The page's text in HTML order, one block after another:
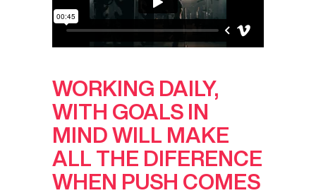
WORKING DAILY,
WITH GOALS IN
MIND WILL MAKE
ALL THE DIFERENCE
WHEN PUSH COMES